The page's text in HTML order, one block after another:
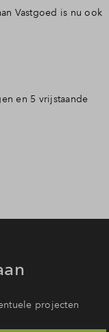
Vastgoed is nu ook
en 5 vrijstaande
projecten